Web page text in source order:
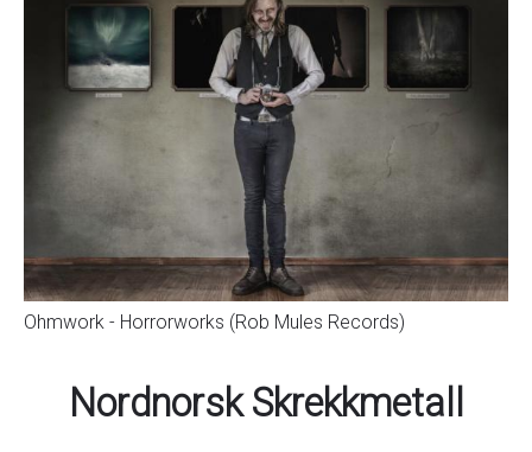
Ohmwork - Horrorworks (Rob Mules Records)
Nordnorsk Skrekkmetall